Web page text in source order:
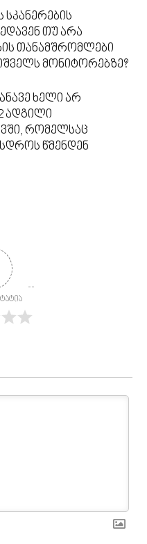
თუ არა
თანამშრომლები
მონიტორებზე?
ხელი არ
ადგილი
რომელსაც
წმენდენ